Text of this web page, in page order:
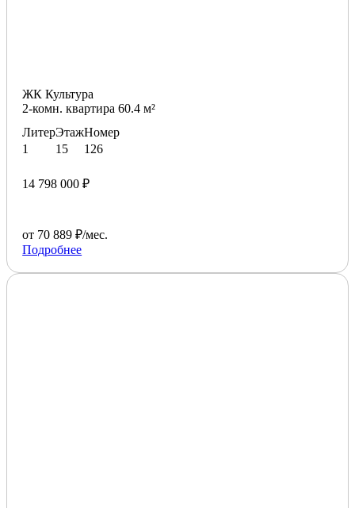
ЖК Культура
2-комн. квартира 60.4 м²
Литер
1
Этаж
15
Номер
126
14 798 000 ₽
от 70 889 ₽/мес.
Подробнее